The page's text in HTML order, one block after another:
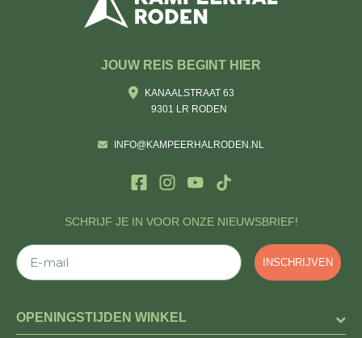
SCHRIJF JE IN VOOR ONZE NIEUWSBRIEF!
E-mail
INSCHRIJVEN
JOUW REIS BEGINT HIER
KANAALSTRAAT 63
9301 LR RODEN
INFO@KAMPEERHALRODEN.NL
OPENINGSTIJDEN WINKEL